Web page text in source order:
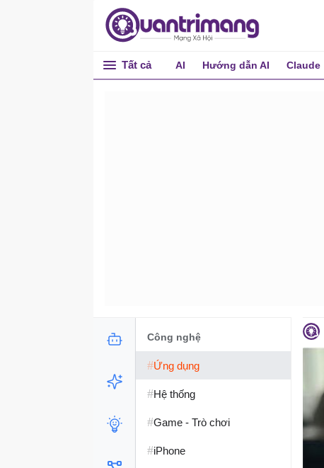
Tất cả AI Hướng dẫn AI Claude
Công nghệ
#Ứng dụng
#Hệ thống
#Game - Trò chơi
#iPhone